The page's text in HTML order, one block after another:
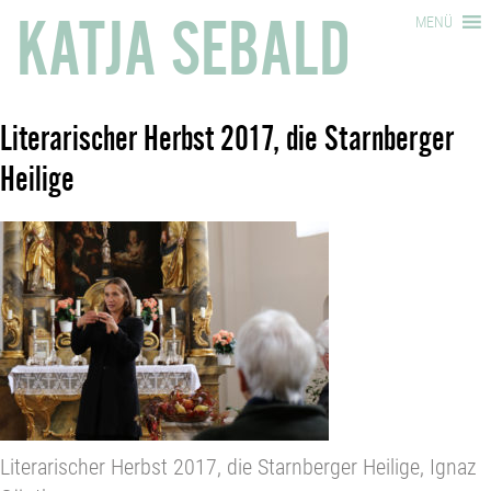
KATJA SEBALD MENÜ
Literarischer Herbst 2017, die Starnberger
Heilige
Literarischer Herbst 2017, die Starnberger Heilige, Ignaz